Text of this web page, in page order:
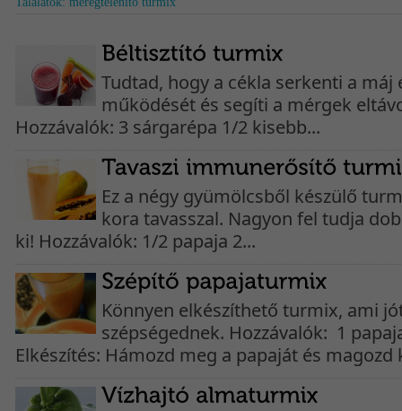
Tudtad, hogy a cékla serkenti a máj
működését és segíti a mérgek
Hozzávalók: 3 sárgarépa 1/2 kisebb...
Ez a négy gyümölcsből készülő
kora tavasszal. Nagyon fel tudja
ki! Hozzávalók: 1/2 papaja 2...
Könnyen elkészíthető turmix, ami
szépségednek. Hozzávalók: 1
Elkészítés: Hámozd meg a papaját és magozd